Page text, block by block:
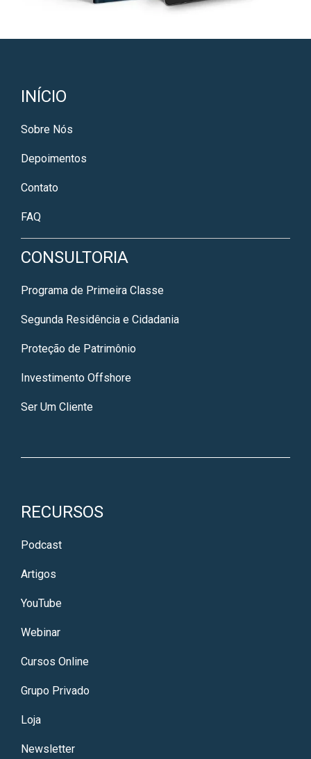
INÍCIO
Sobre Nós
Depoimentos
Contato
FAQ
CONSULTORIA
Programa de Primeira Classe
Segunda Residência e Cidadania
Proteção de Patrimônio
Investimento Offshore
Ser Um Cliente
RECURSOS
Podcast
Artigos
YouTube
Webinar
Cursos Online
Grupo Privado
Loja
Newsletter